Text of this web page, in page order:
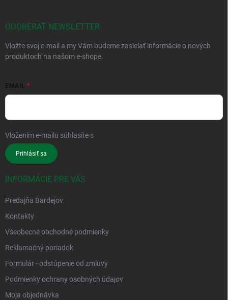
ODOBERAŤ NEWSLETTER
Vložte svoj e-mail a my Vám budeme zasielať informácie o nových
produktoch na našom e-shope.
EMAIL
Vložením e-mailu súhlasíte s
Prihlásiť sa
INFORMÁCIE PRE VÁS
Predajňa Bardejov
Kontakty
Všeobecné obchodné podmienky
Reklamačný poriadok
Formulár - odstúpenie od zmluvy
Podmienky ochrany osobných údajov
Moja objednávka